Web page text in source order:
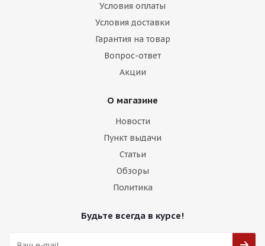
HMD 515 7,5j-17 5*120 ET35 d72,6 HB
Условия оплаты
Условия доставки
Гарантия на товар
Вопрос-ответ
Акции
О магазине
Новости
Пункт выдачи
Статьи
Обзоры
Политика
Будьте всегда в курсе!